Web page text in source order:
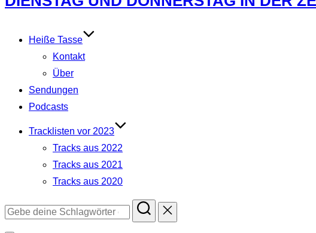
Inhalt
Heiße Tasse
Kontakt
Über
Sendungen
Podcasts
Tracklisten vor 2023
Tracks aus 2022
Tracks aus 2021
Tracks aus 2020
Suchen